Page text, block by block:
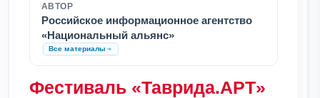
АВТОР
Российское информационное агентство
«Национальный альянс»
Все материалы
Фестиваль «Таврида.АРТ»